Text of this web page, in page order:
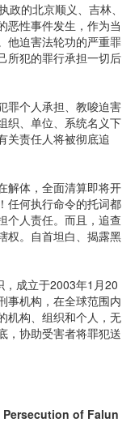
的北京顺义、吉林、
恶性事件发生，作为当
他迫害法轮功的严重罪
所犯的罪行承担一切后
罪个人承担、教唆迫害
织、单位、系统名义下
关责任人将被彻底追
解体，全面清算即将开
任何执行命令的托词都
个人责任。而且，追查
权。自首坦白、揭露黑
，成立于2003年1月20
事机构，在全球范围内
机构、组织和个人，无
，协助受害者将罪犯送
of Falun